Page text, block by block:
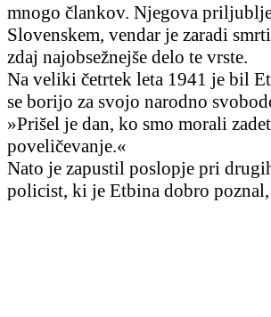
mnogo člankov. Njegova
Slovenskem, vendar je zaradi
zdaj najobsežnejše delo te vrste.
Na veliki četrtek leta 1941 je bil
se borijo za svojo narodno
»Prišel je dan, ko smo morali
poveličevanje.«
Nato je zapustil poslopje pri
policist, ki je Etbina dobro